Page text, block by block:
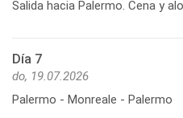
Día 7
do, 19.07.2026
Palermo - Monreale - Palermo